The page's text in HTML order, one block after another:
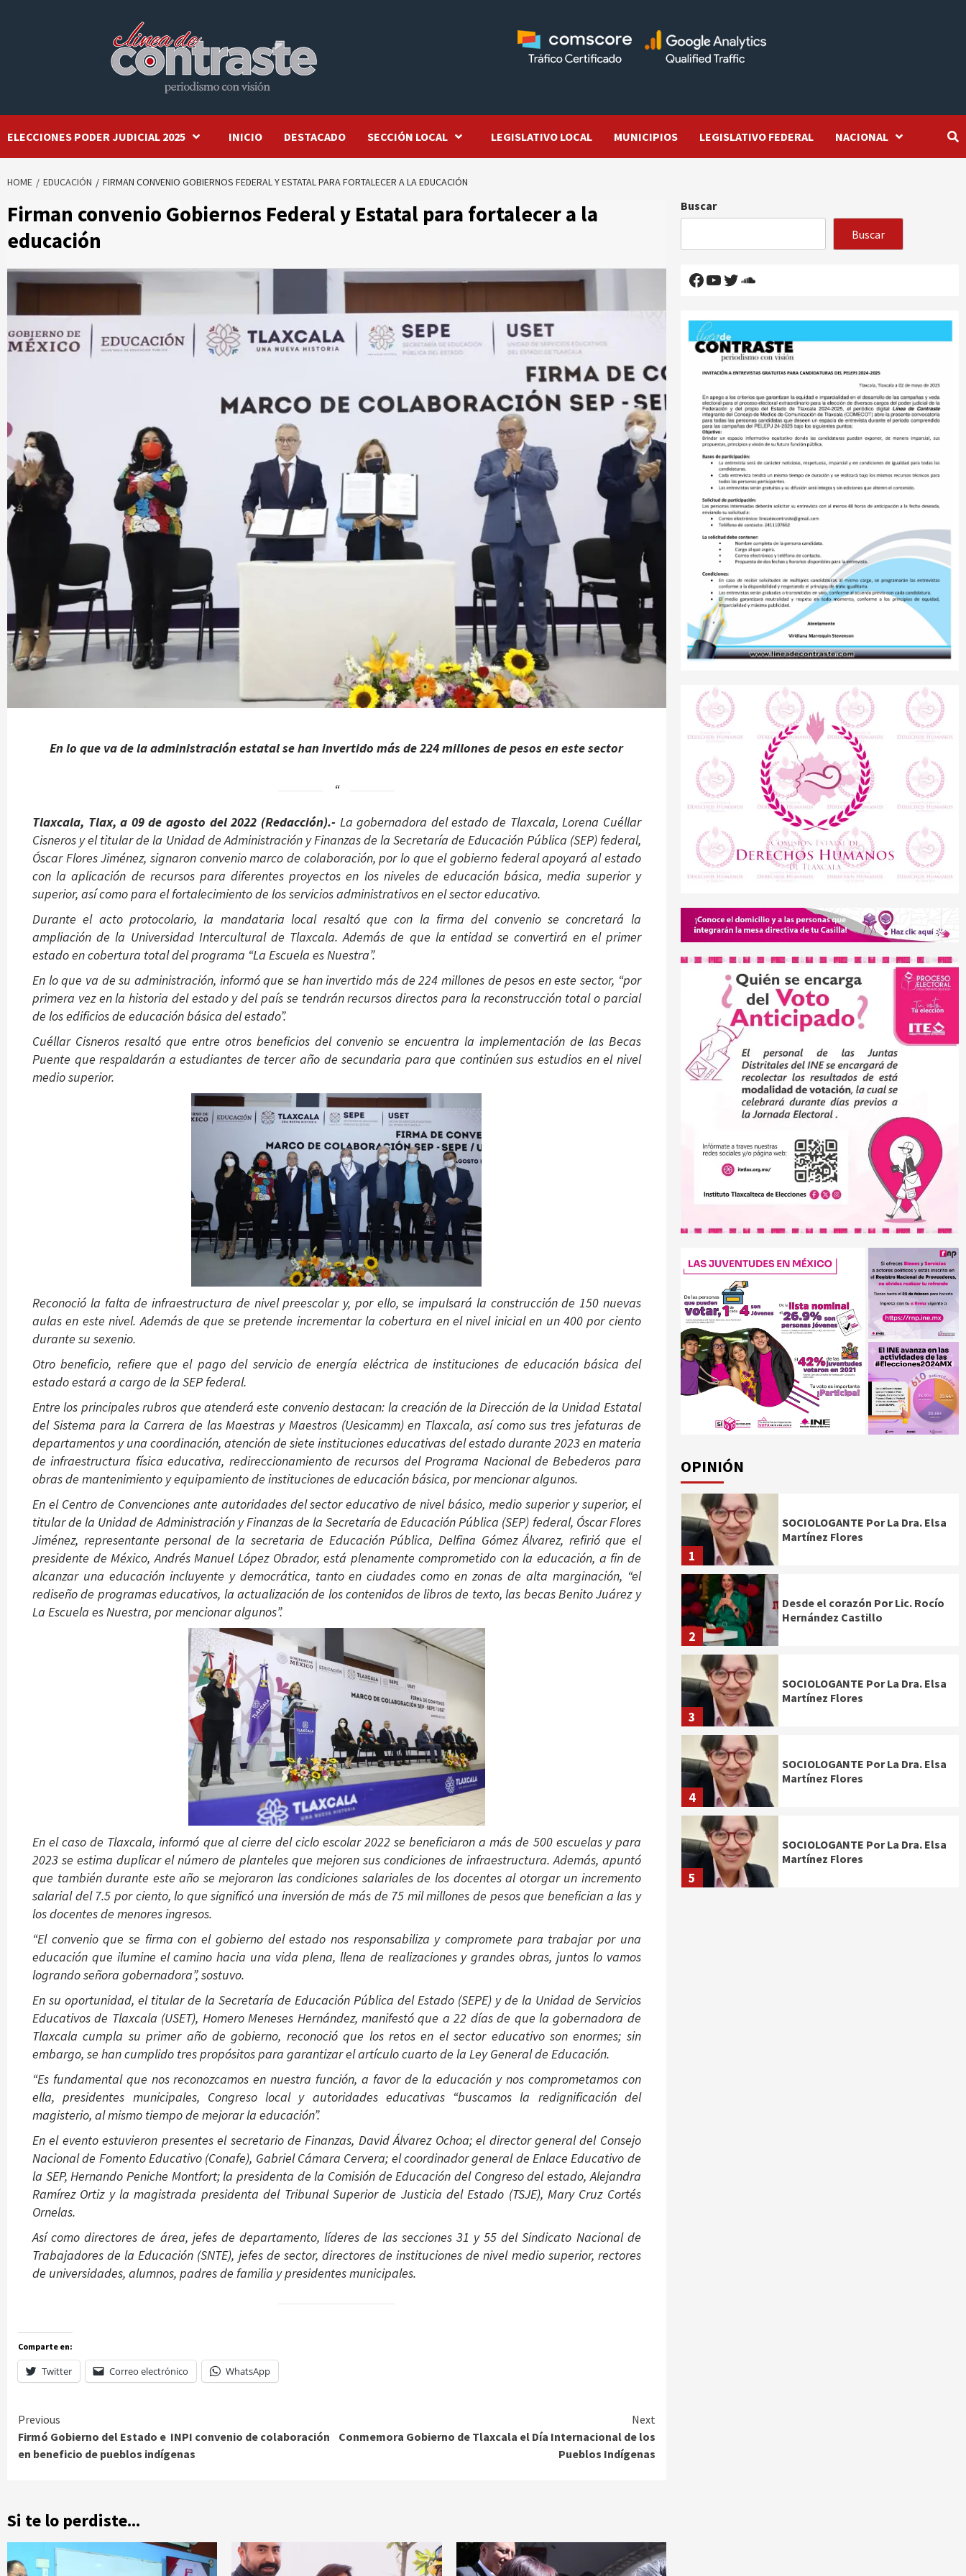
ELECCIONES PODER JUDICIAL 2025 INICIO DESTACADO SECCIÓN LOCAL LEGISLATIVO LOCAL MUNICIPIOS LEGISLATIVO FEDERAL NACIONAL
HOME EDUCACIÓN FIRMAN CONVENIO GOBIERNOS FEDERAL Y ESTATAL PARA FORTALECER A LA EDUCACIÓN
Firman convenio Gobiernos Federal y Estatal para fortalecer a la
educación
En lo que va de la administración estatal se han invertido más de 224 millones de pesos en este sector
Tlaxcala, Tlax, a 09 de agosto del 2022 (Redacción).- La gobernadora del estado de Tlaxcala, Lorena Cuéllar
Cisneros y el titular de la Unidad de Administración y Finanzas de la Secretaría de Educación Pública (SEP) federal,
Óscar Flores Jiménez, signaron convenio marco de colaboración, por lo que el gobierno federal apoyará al estado
con la aplicación de recursos para diferentes proyectos en los niveles de educación básica, media superior y
superior, así como para el fortalecimiento de los servicios administrativos en el sector educativo.
Durante el acto protocolario, la mandataria local resaltó que con la firma del convenio se concretará la
ampliación de la Universidad Intercultural de Tlaxcala. Además de que la entidad se convertirá en el primer
estado en cobertura total del programa “La Escuela es Nuestra”.
En lo que va de su administración, informó que se han invertido más de 224 millones de pesos en este sector, “por
primera vez en la historia del estado y del país se tendrán recursos directos para la reconstrucción total o parcial
de los edificios de educación básica del estado”.
Cuéllar Cisneros resaltó que entre otros beneficios del convenio se encuentra la implementación de las Becas
Puente que respaldarán a estudiantes de tercer año de secundaria para que continúen sus estudios en el nivel
medio superior.
Reconoció la falta de infraestructura de nivel preescolar y, por ello, se impulsará la construcción de 150 nuevas
aulas en este nivel. Además de que se pretende incrementar la cobertura en el nivel inicial en un 400 por ciento
durante su sexenio.
Otro beneficio, refiere que el pago del servicio de energía eléctrica de instituciones de educación básica del
estado estará a cargo de la SEP federal.
Entre los principales rubros que atenderá este convenio destacan: la creación de la Dirección de la Unidad Estatal
del Sistema para la Carrera de las Maestras y Maestros (Uesicamm) en Tlaxcala, así como sus tres jefaturas de
departamentos y una coordinación, atención de siete instituciones educativas del estado durante 2023 en materia
de infraestructura física educativa, redireccionamiento de recursos del Programa Nacional de Bebederos para
obras de mantenimiento y equipamiento de instituciones de educación básica, por mencionar algunos.
En el Centro de Convenciones ante autoridades del sector educativo de nivel básico, medio superior y superior, el
titular de la Unidad de Administración y Finanzas de la Secretaría de Educación Pública (SEP) federal, Óscar Flores
Jiménez, representante personal de la secretaria de Educación Pública, Delfina Gómez Álvarez, refirió que el
presidente de México, Andrés Manuel López Obrador, está plenamente comprometido con la educación, a fin de
alcanzar una educación incluyente y democrática, tanto en ciudades como en zonas de alta marginación, “el
rediseño de programas educativos, la actualización de los contenidos de libros de texto, las becas Benito Juárez y
La Escuela es Nuestra, por mencionar algunos”.
En el caso de Tlaxcala, informó que al cierre del ciclo escolar 2022 se beneficiaron a más de 500 escuelas y para
2023 se estima duplicar el número de planteles que mejoren sus condiciones de infraestructura. Además, apuntó
que también durante este año se mejoraron las condiciones salariales de los docentes al otorgar un incremento
salarial del 7.5 por ciento, lo que significó una inversión de más de 75 mil millones de pesos que benefician a las y
los docentes de menores ingresos.
“El convenio que se firma con el gobierno del estado nos responsabiliza y compromete para trabajar por una
educación que ilumine el camino hacia una vida plena, llena de realizaciones y grandes obras, juntos lo vamos
logrando señora gobernadora”, sostuvo.
En su oportunidad, el titular de la Secretaría de Educación Pública del Estado (SEPE) y de la Unidad de Servicios
Educativos de Tlaxcala (USET), Homero Meneses Hernández, manifestó que a 22 días de que la gobernadora de
Tlaxcala cumpla su primer año de gobierno, reconoció que los retos en el sector educativo son enormes; sin
embargo, se han cumplido tres propósitos para garantizar el artículo cuarto de la Ley General de Educación.
“Es fundamental que nos reconozcamos en nuestra función, a favor de la educación y nos comprometamos con
ella, presidentes municipales, Congreso local y autoridades educativas “buscamos la redignificación del
magisterio, al mismo tiempo de mejorar la educación”.
En el evento estuvieron presentes el secretario de Finanzas, David Álvarez Ochoa; el director general del Consejo
Nacional de Fomento Educativo (Conafe), Gabriel Cámara Cervera; el coordinador general de Enlace Educativo de
la SEP, Hernando Peniche Montfort; la presidenta de la Comisión de Educación del Congreso del estado, Alejandra
Ramírez Ortiz y la magistrada presidenta del Tribunal Superior de Justicia del Estado (TSJE), Mary Cruz Cortés
Ornelas.
Así como directores de área, jefes de departamento, líderes de las secciones 31 y 55 del Sindicato Nacional de
Trabajadores de la Educación (SNTE), jefes de sector, directores de instituciones de nivel medio superior, rectores
de universidades, alumnos, padres de familia y presidentes municipales.
Comparte en:
Twitter Correo electrónico WhatsApp
Continue
Reading
Previous
Firmó Gobierno del Estado e INPI convenio de colaboración
en beneficio de pueblos indígenas
Next
Conmemora Gobierno de Tlaxcala el Día Internacional de los
Pueblos Indígenas
Si te lo perdiste...
Buscar
Buscar
Facebook
YouTube
Twitter
SoundCloud
OPINIÓN
1
SOCIOLOGANTE Por La Dra. Elsa
Martínez Flores
2
Desde el corazón Por Lic. Rocío
Hernández Castillo
3
SOCIOLOGANTE Por La Dra. Elsa
Martínez Flores
4
SOCIOLOGANTE Por La Dra. Elsa
Martínez Flores
5
SOCIOLOGANTE Por La Dra. Elsa
Martínez Flores